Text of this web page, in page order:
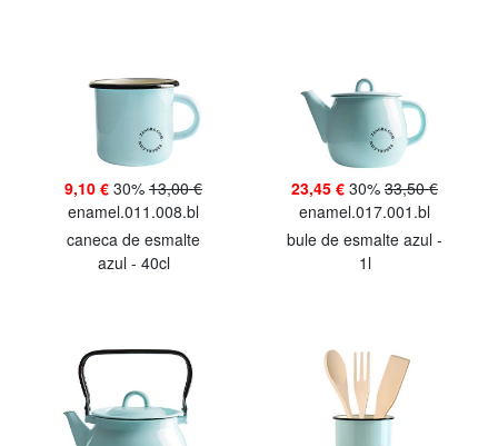
9,10 € 30% 13,00 €
enamel.011.008.bl
caneca de esmalte
azul - 40cl
23,45 € 30% 33,50 €
enamel.017.001.bl
bule de esmalte azul -
1l